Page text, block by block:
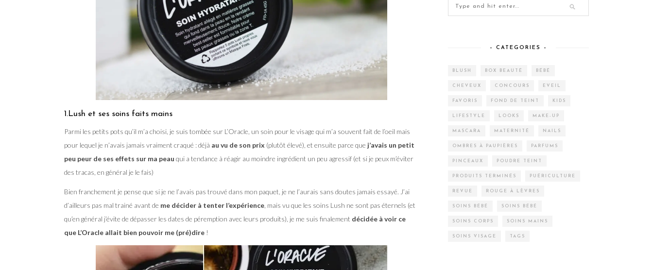
1.Lush et ses soins faits mains
Parmi les petits pots qu’il m’a choisi, je suis tombée sur L’Oracle, un soin pour le visage qui m’a souvent fait de l’oeil mais
pour lequel je n’avais jamais vraiment craqué : déjà au vu de son prix (plutôt élevé), et ensuite parce que j’avais un petit
peu peur de ses effets sur ma peau qui a tendance à réagir au moindre ingrédient un peu agressif (et si je peux m’éviter
des tracas, en général je le fais)
Bien franchement je pense que si je ne l’avais pas trouvé dans mon paquet, je ne l’aurais sans doutes jamais essayé. J’ai
d’ailleurs pas mal trainé avant de me décider à tenter l’expérience , mais vu que les soins Lush ne sont pas éternels (et
qu’en général j’évite de dépasser les dates de péremption avec leurs produits), je me suis finalement décidée à voir ce
que L’Oracle allait bien pouvoir me (pré)dire !
– CATEGORIES –
BLUSH BOX BEAUTÉ BÉBÉ
CHEVEUX CONCOURS EVEIL
FAVORIS FOND DE TEINT KIDS
LIFESTYLE LOOKS MAKE-UP
MASCARA MATERNITÉ NAILS
OMBRES À PAUPIÈRES PARFUMS
PINCEAUX POUDRE TEINT
PRODUITS TERMINÉS PUÉRICULTURE
REVUE ROUGE À LÈVRES
SOINS BÉBÉ SOINS BÉBÉ
SOINS CORPS SOINS MAINS
SOINS VISAGE TAGS